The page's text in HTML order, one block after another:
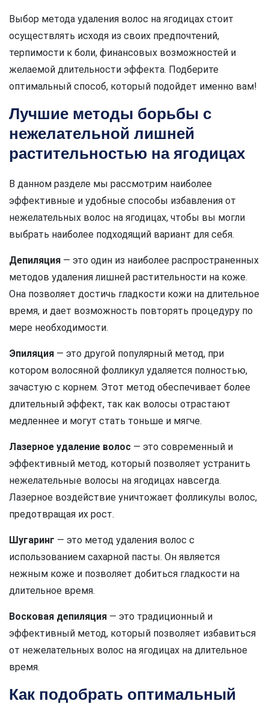
Выбор метода удаления волос на ягодицах стоит
осуществлять исходя из своих предпочтений,
терпимости к боли, финансовых возможностей и
желаемой длительности эффекта. Подберите
оптимальный способ, который подойдет именно вам!
Лучшие методы борьбы с
нежелательной лишней
растительностью на ягодицах
В данном разделе мы рассмотрим наиболее
эффективные и удобные способы избавления от
нежелательных волос на ягодицах, чтобы вы могли
выбрать наиболее подходящий вариант для себя.
Депиляция — это один из наиболее распространенных
методов удаления лишней растительности на коже.
Она позволяет достичь гладкости кожи на длительное
время, и дает возможность повторять процедуру по
мере необходимости.
Эпиляция — это другой популярный метод, при
котором волосяной фолликул удаляется полностью,
зачастую с корнем. Этот метод обеспечивает более
длительный эффект, так как волосы отрастают
медленнее и могут стать тоньше и мягче.
Лазерное удаление волос — это современный и
эффективный метод, который позволяет устранить
нежелательные волосы на ягодицах навсегда.
Лазерное воздействие уничтожает фолликулы волос,
предотвращая их рост.
Шугаринг — это метод удаления волос с
использованием сахарной пасты. Он является
нежным коже и позволяет добиться гладкости на
длительное время.
Восковая депиляция — это традиционный и
эффективный метод, который позволяет избавиться
от нежелательных волос на ягодицах на длительное
время.
Как подобрать оптимальный